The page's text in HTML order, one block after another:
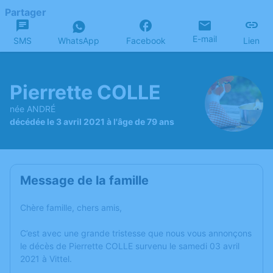
Partager
SMS WhatsApp Facebook E-mail Lien
Pierrette COLLE
née ANDRÉ
décédée le 3 avril 2021 à l'âge de 79 ans
Message de la famille
Chère famille, chers amis,
C’est avec une grande tristesse que nous vous annonçons
le décès de Pierrette COLLE survenu le samedi 03 avril
2021 à Vittel.